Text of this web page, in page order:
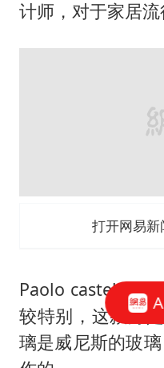
打开网易
外都是一样的，
便每一个细节都
于是，最后一站
问题：PAOLO先
人？